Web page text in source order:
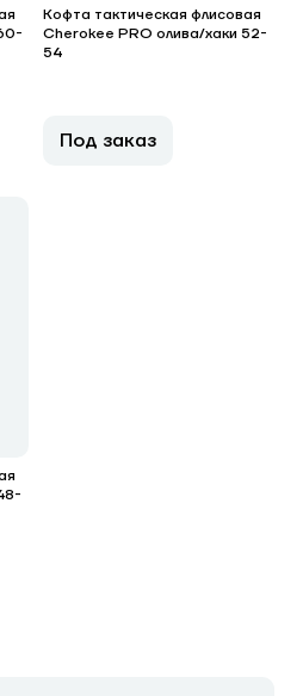
Кофта тактическая флисовая
Cherokee PRO олива/хаки 52-
54
Под заказ